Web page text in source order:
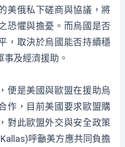
美俄私下磋商與協議，將
恐懼與擔憂。而烏國是否
，取決於烏國能否持續穩
及經濟援助。
便是美國與歐盟在援助烏
作，目前美國要求歐盟購
對此歐盟外交與安全政策
呼籲美方應共同負擔